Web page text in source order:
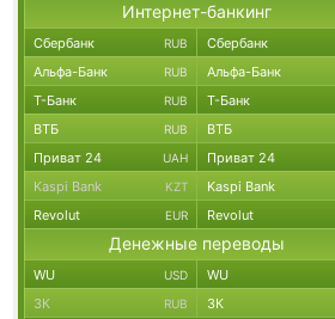
Интернет-банкинг
Сбербанк RUB Сбербанк
Альфа-Банк RUB Альфа-Банк
Т-Банк RUB Т-Банк
ВТБ RUB ВТБ
Приват 24 UAH Приват 24
Kaspi Bank KZT Kaspi Bank
Revolut EUR Revolut
Денежные переводы
WU USD WU
ЗК RUB ЗК